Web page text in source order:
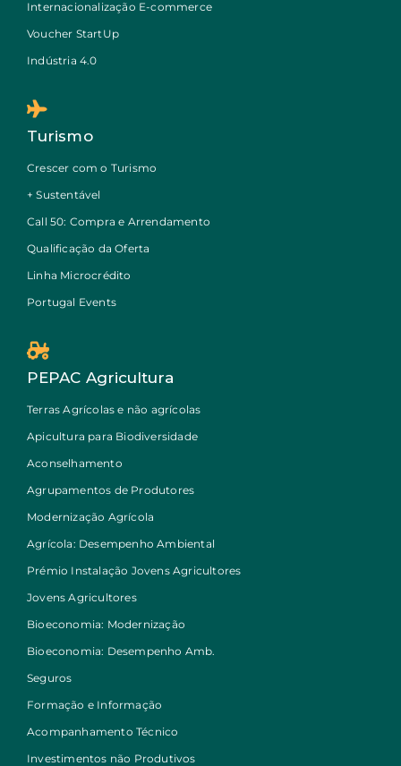
Internacionalização E-commerce
Voucher StartUp
Indústria 4.0
Turismo
Crescer com o Turismo
+ Sustentável
Call 50: Compra e Arrendamento
Qualificação da Oferta
Linha Microcrédito
Portugal Events
PEPAC Agricultura
Terras Agrícolas e não agrícolas
Apicultura para Biodiversidade
Aconselhamento
Agrupamentos de Produtores
Modernização Agrícola
Agrícola: Desempenho Ambiental
Prémio Instalação Jovens Agricultores
Jovens Agricultores
Bioeconomia: Modernização
Bioeconomia: Desempenho Amb.
Seguros
Formação e Informação
Acompanhamento Técnico
Investimentos não Produtivos